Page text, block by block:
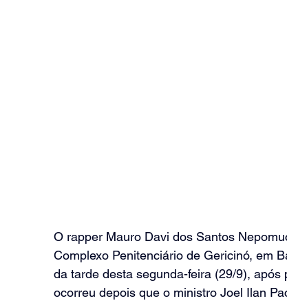
O rapper Mauro Davi dos Santos
Complexo Penitenciário de Gericinó, em
da tarde desta segunda-feira (29/9),
ocorreu depois que o ministro Joel Ilan